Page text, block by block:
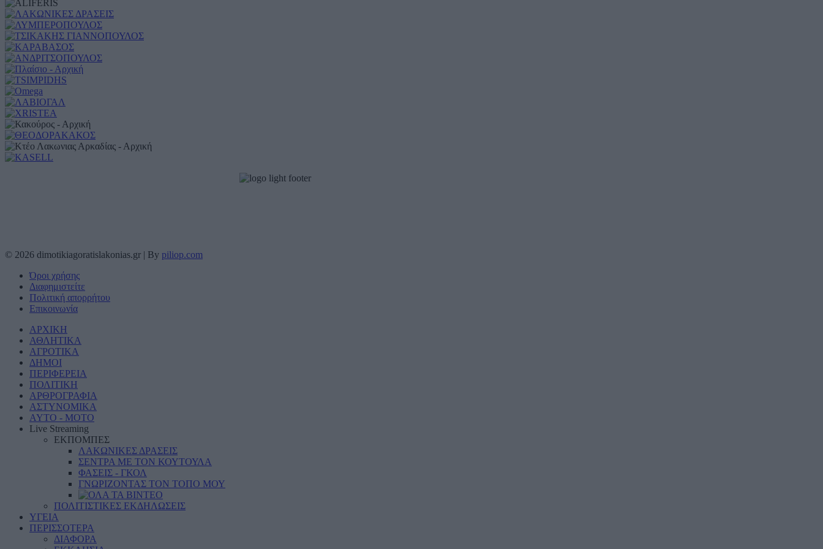
© 2026 dimotikiagoratislakonias.gr | By piliop.com
Όροι χρήσης
Διαφημιστείτε
Πολιτική απορρήτου
Επικοινωνία
ΑΡΧΙΚΗ
ΑΘΛΗΤΙΚΑ
ΑΓΡΟΤΙΚΑ
ΔΗΜΟΙ
ΠΕΡΙΦΕΡΕΙΑ
ΠΟΛΙΤΙΚΗ
ΑΡΘΡΟΓΡΑΦΙΑ
ΑΣΤΥΝΟΜΙΚΑ
AYTO - MOTO
Live Streaming
ΕΚΠΟΜΠΕΣ
ΛΑΚΩΝΙΚΕΣ ΔΡΑΣΕΙΣ
ΣΕΝΤΡΑ ΜΕ ΤΟΝ ΚΟΥΤΟΥΛΑ
ΦΑΣΕΙΣ - ΓΚΟΛ
ΓΝΩΡΙΖΟΝΤΑΣ ΤΟΝ ΤΟΠΟ ΜΟΥ
ΠΟΛΙΤΙΣΤΙΚΕΣ ΕΚΔΗΛΩΣΕΙΣ
ΥΓΕΙΑ
ΠΕΡΙΣΣΟΤΕΡΑ
ΔΙΑΦΟΡΑ